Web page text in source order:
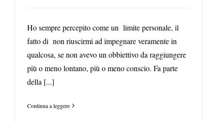
Ho sempre percepito come un limite personale, il
fatto di non riuscirmi ad impegnare veramente in
qualcosa, se non avevo un obbiettivo da raggiungere
più o meno lontano, più o meno conscio. Fa parte
della [...]
Continua a leggere